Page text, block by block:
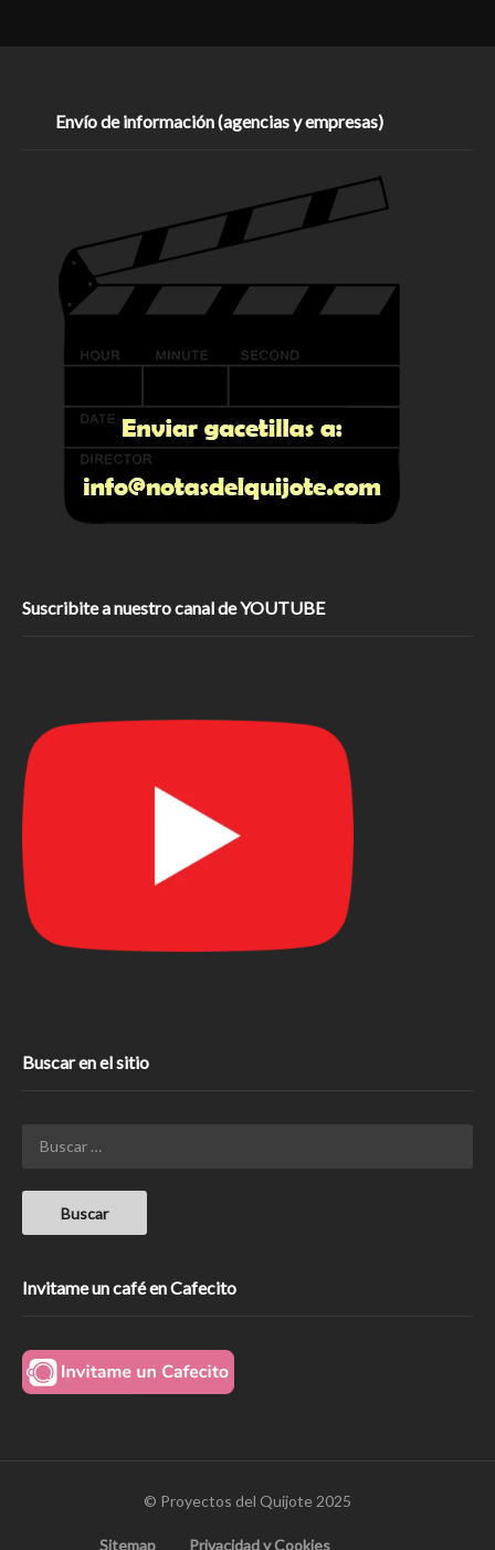
Envío de información (agencias y empresas)
Suscribite a nuestro canal de YOUTUBE
Buscar en el sitio
Invitame un café en Cafecito
© Proyectos del Quijote 2025
Sitemap Privacidad y Cookies